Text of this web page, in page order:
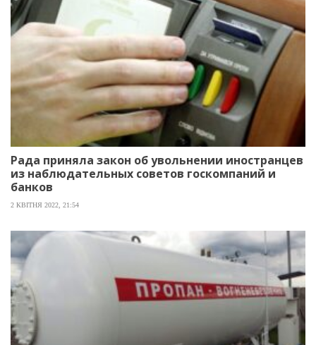
Рада приняла закон об увольнении иностранцев
из наблюдательных советов госкомпаний и
банков
2 КВІТНЯ 2022, 21:54